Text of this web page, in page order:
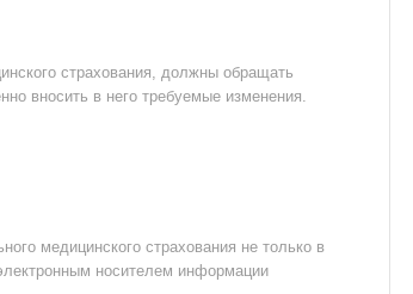
страхования, должны обращать
вносить в него требуемые изменения.
медицинского страхования не только в
носителем информации